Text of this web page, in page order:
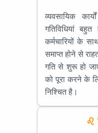
व्यवसायिक
गतिविधियां
कर्मचारियों के
समाप्त होने से
गति से शुरू हो
को पूरा करने के
निश्चित है।